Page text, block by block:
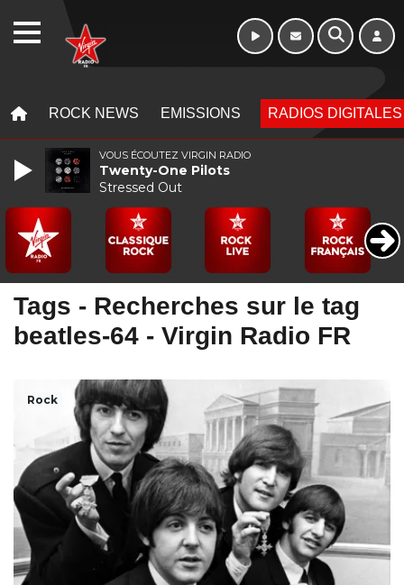
ROCK NEWS EMISSIONS RADIOS DIGITALES
Tags - Recherches sur le tag
beatles-64 - Virgin Radio FR
Rock
VOUS ÉCOUTEZ VIRGIN RADIO
Twenty-One Pilots
Stressed Out
WEBRADIO